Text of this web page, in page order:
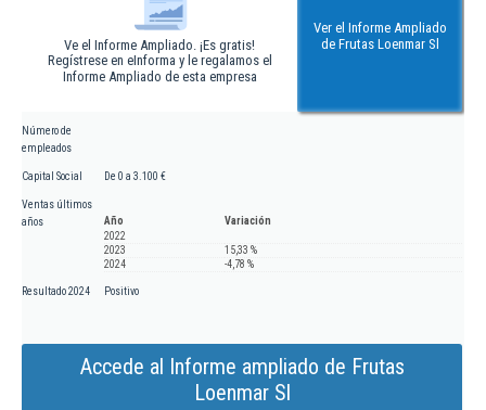
Ve el Informe Ampliado. ¡Es gratis!
Regístrese en eInforma y le regalamos el
Informe Ampliado de esta empresa
Ver el Informe Ampliado
de Frutas Loenmar Sl
Número de
empleados
Capital Social De 0 a 3.100 €
Ventas últimos
años
Año
Variación
2022
2023
15,33 %
2024
-4,78 %
Resultado 2024 Positivo
Accede al Informe ampliado de Frutas
Loenmar Sl